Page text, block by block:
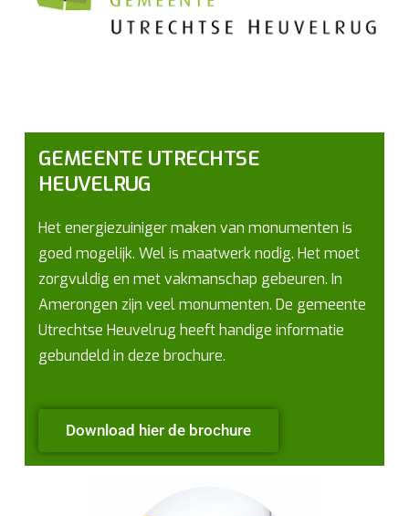
GEMEENTE UTRECHTSE
HEUVELRUG
Het energiezuiniger maken van monumenten is
goed mogelijk. Wel is maatwerk nodig. Het moet
zorgvuldig en met vakmanschap gebeuren. In
Amerongen zijn veel monumenten. De gemeente
Utrechtse Heuvelrug heeft handige informatie
gebundeld in deze brochure.
Download hier de brochure